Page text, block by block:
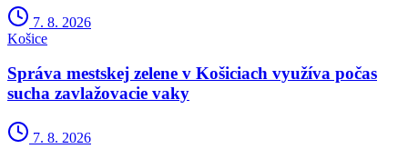
7. 8. 2026
Košice
Správa mestskej zelene v Košiciach využíva počas
sucha zavlažovacie vaky
7. 8. 2026